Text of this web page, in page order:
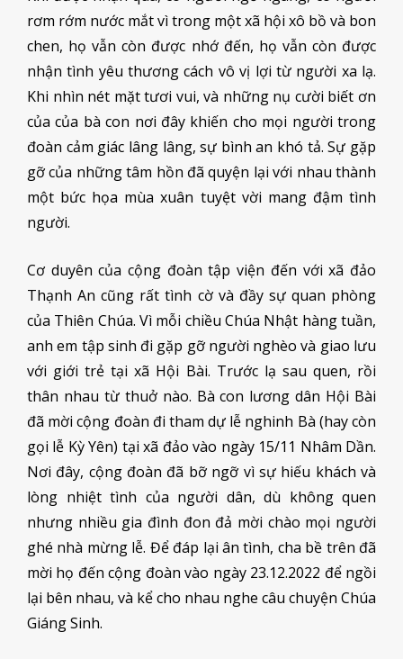
rơm rớm nước mắt vì trong một xã hội xô bồ và bon
chen, họ vẫn còn được nhớ đến, họ vẫn còn được
nhận tình yêu thương cách vô vị lợi từ người xa lạ.
Khi nhìn nét mặt tươi vui, và những nụ cười biết ơn
của của bà con nơi đây khiến cho mọi người trong
đoàn cảm giác lâng lâng, sự bình an khó tả. Sự gặp
gỡ của những tâm hồn đã quyện lại với nhau thành
một bức họa mùa xuân tuyệt vời mang đậm tình
người.
Cơ duyên của cộng đoàn tập viện đến với xã đảo
Thạnh An cũng rất tình cờ và đầy sự quan phòng
của Thiên Chúa. Vì mỗi chiều Chúa Nhật hàng tuần,
anh em tập sinh đi gặp gỡ người nghèo và giao lưu
với giới trẻ tại xã Hội Bài. Trước lạ sau quen, rồi
thân nhau từ thuở nào. Bà con lương dân Hội Bài
đã mời cộng đoàn đi tham dự lễ nghinh Bà (hay còn
gọi lễ Kỳ Yên) tại xã đảo vào ngày 15/11 Nhâm Dần.
Nơi đây, cộng đoàn đã bỡ ngỡ vì sự hiếu khách và
lòng nhiệt tình của người dân, dù không quen
nhưng nhiều gia đình đon đả mời chào mọi người
ghé nhà mừng lễ. Để đáp lại ân tình, cha bề trên đã
mời họ đến cộng đoàn vào ngày 23.12.2022 để ngồi
lại bên nhau, và kể cho nhau nghe câu chuyện Chúa
Giáng Sinh.